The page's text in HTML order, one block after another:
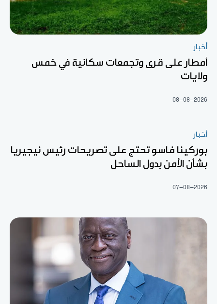
أخبار
أمطار على قرى وتجمعات سكانية في خمس
ولايات
08-08-2026
أخبار
بوركينا فاسو تحتج على تصريحات رئيس نيجيريا
بشأن الأمن بدول الساحل
07-08-2026